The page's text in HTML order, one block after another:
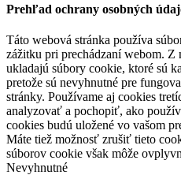
Prehľad ochrany osobných
Táto webová stránka používa
zážitku pri prechádzaní webom. Z
ukladajú súbory cookie, ktoré sú
pretože sú nevyhnutné pre
stránky. Používame aj cookies
analyzovať a pochopiť, ako
cookies budú uložené vo vašom
Máte tiež možnosť zrušiť tieto
súborov cookie však môže
Nevyhnutné